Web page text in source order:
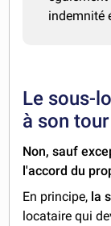
indemnité
Le sous-
à son tour
Non, sauf
l'accord du
En principe, la
locataire qui